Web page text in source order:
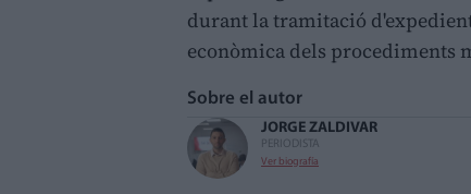
durant la tramitació
econòmica dels procediments
Sobre el autor
JORGE ZALDIVAR
PERIODISTA
Ver biografía